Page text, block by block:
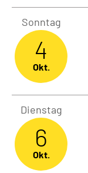
Sonntag
4
Okt.
Dienstag
6
Okt.